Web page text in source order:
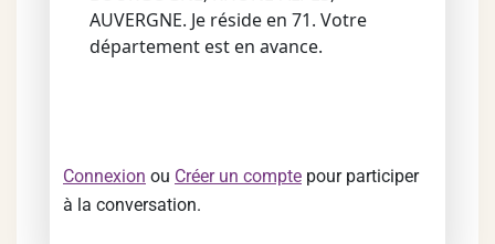
AUVERGNE. Je réside en 71. Votre
département est en avance.
Connexion ou Créer un compte pour participer
à la conversation.